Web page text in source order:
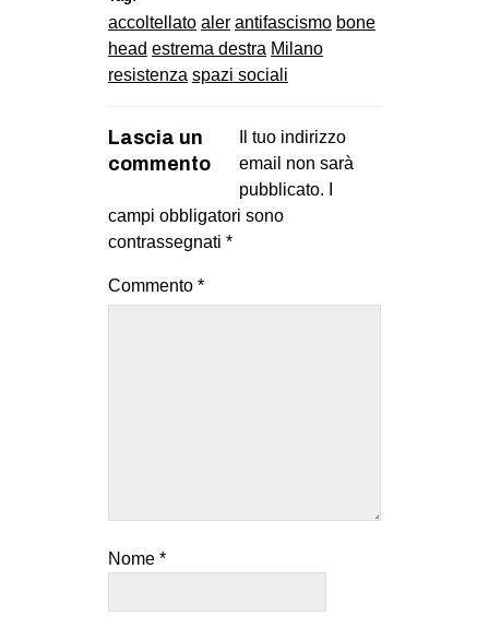
accoltellato aler antifascismo bone
head estrema destra Milano
resistenza spazi sociali
Lascia un
commento
Il tuo indirizzo
email non sarà
pubblicato.
campi obbligatori sono
contrassegnati *
Commento *
Nome *